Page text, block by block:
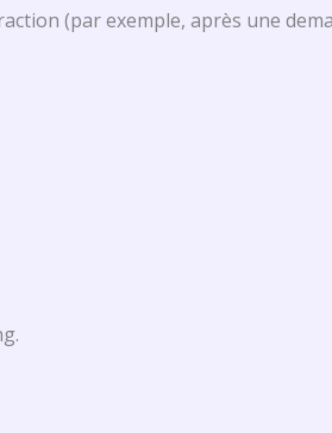
(par exemple, après une